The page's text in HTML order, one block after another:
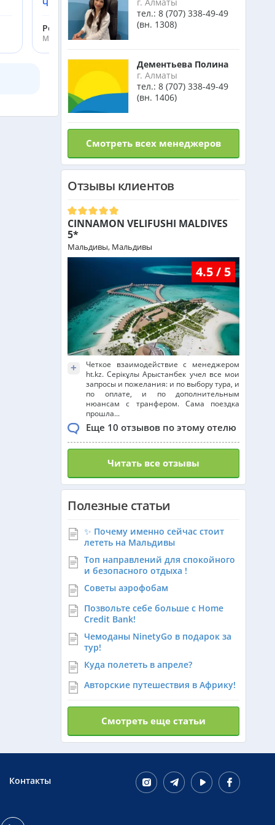
Читать подробнее
Родинко Денис
Менеджер ht.kz
Малайзия из Алматы
от 385 000 тг.
Индия (ГОА) из Алматы
Италия из Алматы
Чехия из Алматы
Греция из Алматы
Сейшелы из Алматы
Доминикана из Алматы
Франция из Алматы
Болгария из Алматы
Финляндия из Алматы
Сингапур из Алматы
Танзания из Алматы
Израиль из Алматы
Оман из Алматы
тел.: 8 (707) 338-49-49
(вн. 1308)
Дементьева Полина
г. Алматы
тел.: 8 (707) 338-49-49
(вн. 1406)
Смотреть всех менеджеров
Отзывы клиентов
CINNAMON VELIFUSHI MALDIVES
5*
Мальдивы, Мальдивы
4.5 / 5
+
Четкое взаимодействие с менеджером
ht.kz. Серікұлы Арыстанбек учел все мои
запросы и пожелания: и по выбору тура, и
по оплате, и по дополнительным
нюансам с транфером. Сама поездка
прошла...
Еще 10 отзывов по этому отелю
Читать все отзывы
Полезные статьи
✨ Почему именно сейчас стоит
лететь на Мальдивы
Топ направлений для спокойного
и безопасного отдыха !
Советы аэрофобам
Позвольте себе больше с Home
Credit Bank!
Чемоданы NinetyGo в подарок за
тур!
Куда полететь в апреле?
Авторские путешествия в Африку!
Смотреть еще статьи
Контакты